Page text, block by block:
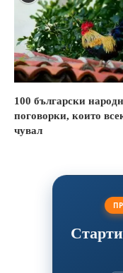
100 български
поговорки, които
чувал